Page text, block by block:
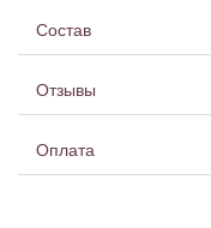
Состав
Отзывы
Оплата